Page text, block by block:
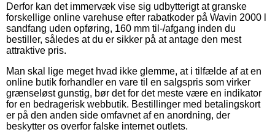
Derfor kan det immervæk vise sig udbytterigt at granske
forskellige online varehuse efter rabatkoder på Wavin 2000 l
sandfang uden opføring, 160 mm til-/afgang inden du
bestiller, således at du er sikker på at antage den mest
attraktive pris.
Man skal lige meget hvad ikke glemme, at i tilfælde af at en
online butik forhandler en vare til en salgspris som virker
grænseløst gunstig, bør det for det meste være en indikator
for en bedragerisk webbutik. Bestillinger med betalingskort
er på den anden side omfavnet af en anordning, der
beskytter os overfor falske internet outlets.